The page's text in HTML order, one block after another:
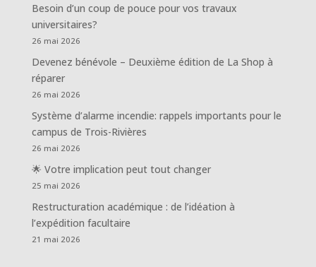
Besoin d’un coup de pouce pour vos travaux
universitaires?
26 mai 2026
Devenez bénévole – Deuxième édition de La Shop à
réparer
26 mai 2026
Système d’alarme incendie: rappels importants pour le
campus de Trois-Rivières
26 mai 2026
🌟 Votre implication peut tout changer
25 mai 2026
Restructuration académique : de l’idéation à
l’expédition facultaire
21 mai 2026